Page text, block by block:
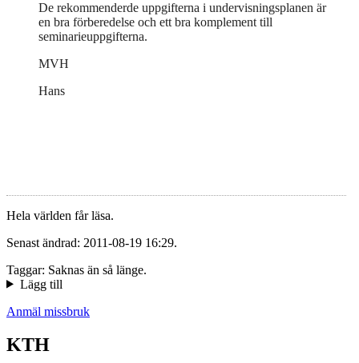
De rekommenderde uppgifterna i undervisningsplanen är
en bra förberedelse och ett bra komplement till
seminarieuppgifterna.
MVH
Hans
Hela världen får läsa.
Senast ändrad: 2011-08-19 16:29.
Taggar: Saknas än så länge.
Lägg till
Anmäl missbruk
KTH